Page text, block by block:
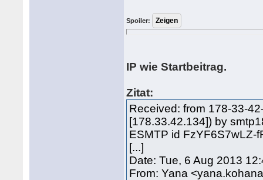
Spoiler:
IP wie Startbeitrag.
Zitat:
Received: from 178-33-
[178.33.42.134]) by
ESMTP id FzYF6S7wLZ-
[...]
Date: Tue, 6 Aug 2013
From: Yana